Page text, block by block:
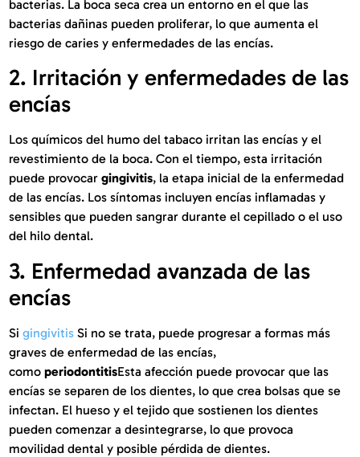
bacterias. La boca seca crea un entorno en el que las
bacterias dañinas pueden proliferar, lo que aumenta el
riesgo de caries y enfermedades de las encías.
2. Irritación y enfermedades de las
encías
Los químicos del humo del tabaco irritan las encías y el
revestimiento de la boca. Con el tiempo, esta irritación
puede provocargingivitis, la etapa inicial de la enfermedad
de las encías. Los síntomas incluyen encías inflamadas y
sensibles que pueden sangrar durante el cepillado o el uso
del hilo dental.
3. Enfermedad avanzada de las
encías
Sigingivitis Si no se trata, puede progresar a formas más
graves de enfermedad de las encías,
comoperiodontitisEsta afección puede provocar que las
encías se separen de los dientes, lo que crea bolsas que se
infectan. El hueso y el tejido que sostienen los dientes
pueden comenzar a desintegrarse, lo que provoca
movilidad dental y posible pérdida de dientes.